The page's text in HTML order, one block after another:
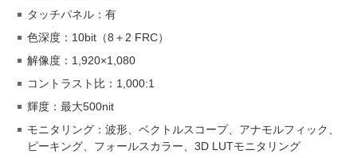
タッチパネル：有
色深度：10bit（8＋2 FRC）
解像度：1,920×1,080
コントラスト比：1,000:1
輝度：最大500nit
モニタリング：波形、ベクトルスコープ、アナモルフィック、
ピーキング、フォールスカラー、3D LUTモニタリング